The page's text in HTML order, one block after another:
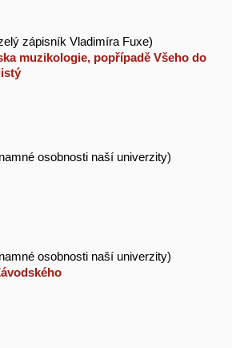
zápisník Vladimíra Fuxe)
muzikologie, popřípadě Všeho do
osobnosti naší univerzity)
osobnosti naší univerzity)